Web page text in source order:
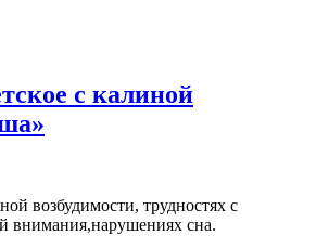
с калиной
возбудимости, трудностях с
внимания,нарушениях сна.